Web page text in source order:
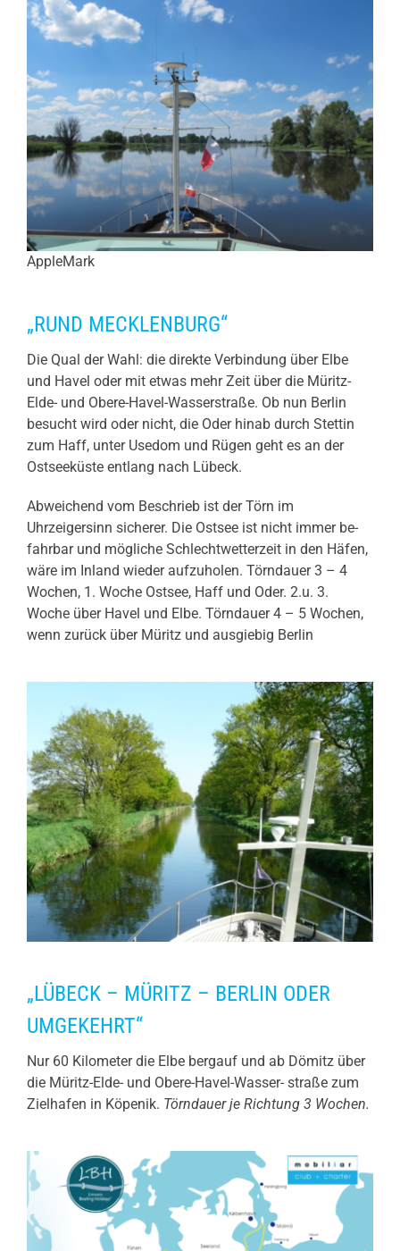
AppleMark
„RUND MECKLENBURG“
Die Qual der Wahl: die direkte Verbindung über Elbe
und Havel oder mit etwas mehr Zeit über die Müritz-
Elde- und Obere-Havel-Wasserstraße. Ob nun Berlin
besucht wird oder nicht, die Oder hinab durch Stettin
zum Haff, unter Usedom und Rügen geht es an der
Ostseeküste entlang nach Lübeck.
Abweichend vom Beschrieb ist der Törn im
Uhrzeigersinn sicherer. Die Ostsee ist nicht immer be-
fahrbar und mögliche Schlechtwetterzeit in den Häfen,
wäre im Inland wieder aufzuholen. Törndauer 3 – 4
Wochen, 1. Woche Ostsee, Haff und Oder. 2.u. 3.
Woche über Havel und Elbe. Törndauer 4 – 5 Wochen,
wenn zurück über Müritz und ausgiebig Berlin
„LÜBECK – MÜRITZ – BERLIN ODER
UMGEKEHRT“
Nur 60 Kilometer die Elbe bergauf und ab Dömitz über
die Müritz-Elde- und Obere-Havel-Wasser- straße zum
Zielhafen in Köpenik. Törndauer je Richtung 3 Wochen.